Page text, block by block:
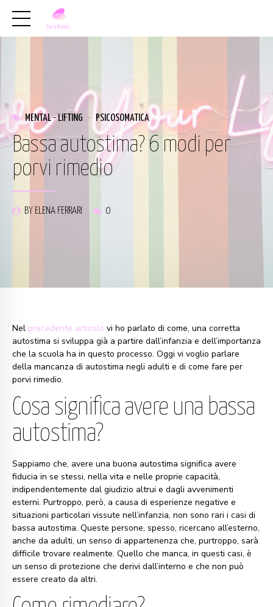
MENTAL - LIFTING PSICOSOMATICA
Bassa autostima? 6 modi per
porvi rimedio
BY ELENA FERRARI 0
Nel precedente articolo vi ho parlato di come, una corretta
autostima si sviluppa già a partire dall’infanzia e dell’importanza
che la scuola ha in questo processo. Oggi vi voglio parlare
della mancanza di autostima negli adulti e di come fare per
porvi rimedio.
Cosa significa avere una bassa
autostima?
Sappiamo che, avere una buona autostima significa avere
fiducia in se stessi, nella vita e nelle proprie capacità,
indipendentemente dal giudizio altrui e dagli avvenimenti
esterni. Purtroppo, però, a causa di esperienze negative e
situazioni particolari vissute nell’infanzia, non sono rari i casi di
bassa autostima. Queste persone, spesso, ricercano all’esterno,
anche da adulti, un senso di appartenenza che, purtroppo, sarà
difficile trovare realmente. Quello che manca, in questi casi, è
un senso di protezione che derivi dall’interno e che non può
essere creato da altri.